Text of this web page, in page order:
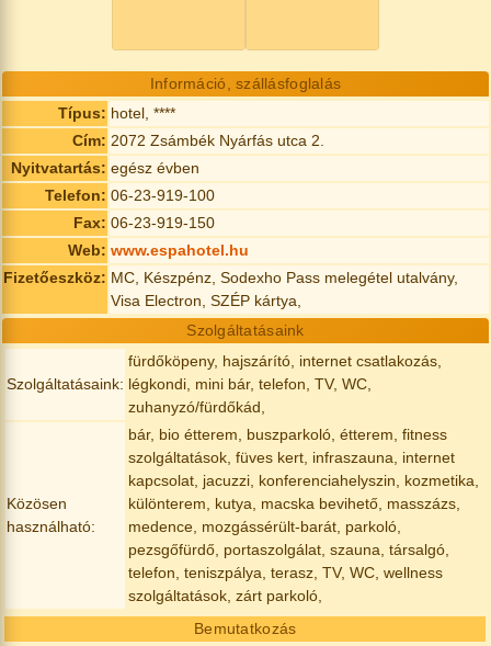
Információ, szállásfoglalás
Típus: hotel, ****
Cím: 2072 Zsámbék Nyárfás utca 2.
Nyitvatartás: egész évben
Telefon: 06-23-919-100
Fax: 06-23-919-150
Web: www.espahotel.hu
Fizetőeszköz: MC, Készpénz, Sodexho Pass melegétel utalvány,
Visa Electron, SZÉP kártya,
Szolgáltatásaink
Szolgáltatásaink:
fürdőköpeny, hajszárító, internet csatlakozás,
légkondi, mini bár, telefon, TV, WC,
zuhanyzó/fürdőkád,
Közösen
használható:
bár, bio étterem, buszparkoló, étterem, fitness
szolgáltatások, füves kert, infraszauna, internet
kapcsolat, jacuzzi, konferenciahelyszin, kozmetika,
különterem, kutya, macska bevihető, masszázs,
medence, mozgássérült-barát, parkoló,
pezsgőfürdő, portaszolgálat, szauna, társalgó,
telefon, teniszpálya, terasz, TV, WC, wellness
szolgáltatások, zárt parkoló,
Bemutatkozás